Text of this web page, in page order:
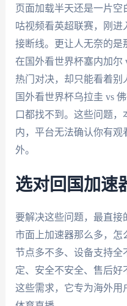
页面加载半天还是一片
咕视频看英超联赛，刚
接断线。更让人无奈的是
在国外看世界杯塞内加尔
热门对决，却只能看着别
国外看世界杯乌拉圭 vs
口都找不到。这些问题，
内，平台无法确认你有观
外。
选对回国加速
要解决这些问题，最直接
市面上加速器那么多，怎
节点多不多、设备支持全
定、安全不安全、售后好
这些需求，它专为海外用